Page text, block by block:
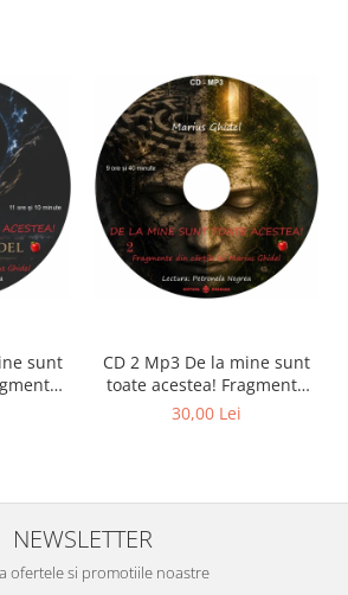
sunt
Ghidel
CD 2 Mp3 De la mine sunt
toate acestea! Fragmente
din cărțile lui Marius Ghidel
30,00 Lei
NEWSLETTER
ofertele si promotiile noastre